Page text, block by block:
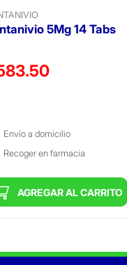
5Mg 14 Tabs
reducido de
Envío a domicilio
Recoger en farmacia
AGREGAR AL CARRITO